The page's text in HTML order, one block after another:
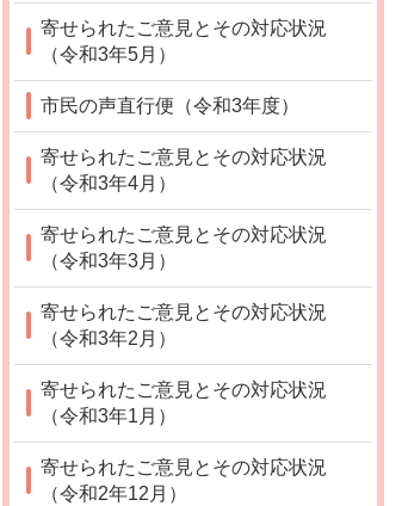
寄せられたご意見とその対応状況
（令和3年5月）
市民の声直行便（令和3年度）
寄せられたご意見とその対応状況
（令和3年4月）
寄せられたご意見とその対応状況
（令和3年3月）
寄せられたご意見とその対応状況
（令和3年2月）
寄せられたご意見とその対応状況
（令和3年1月）
寄せられたご意見とその対応状況
（令和2年12月）